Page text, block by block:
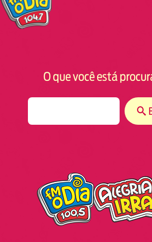
O que você está